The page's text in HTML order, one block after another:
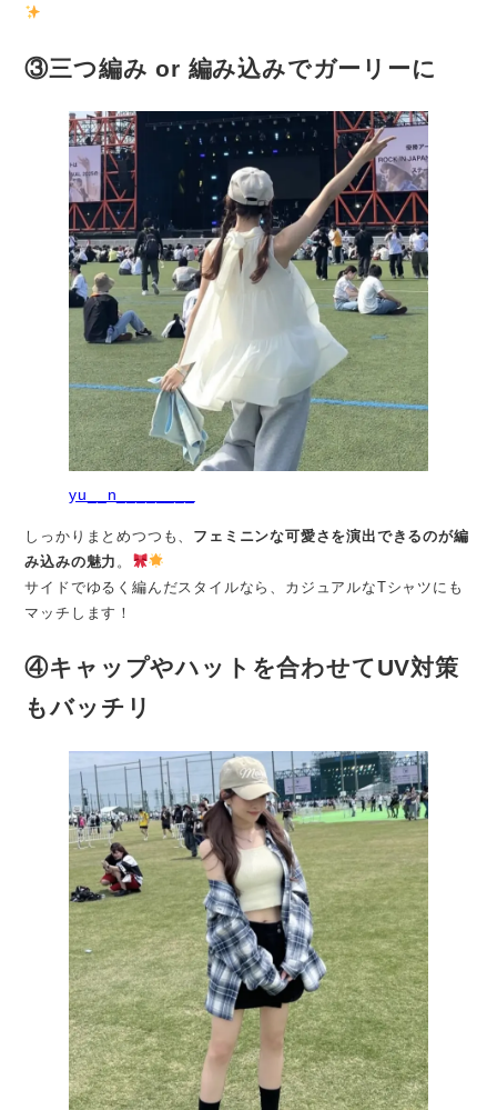
③三つ編み or 編み込みでガーリーに
yu__n________
しっかりまとめつつも、 フェミニンな可愛さを演出できるのが編
み込みの魅力 。
サイドでゆるく編んだスタイルなら、カジュアルなTシャツにも
マッチします！
④キャップやハットを合わせてUV対策
もバッチリ